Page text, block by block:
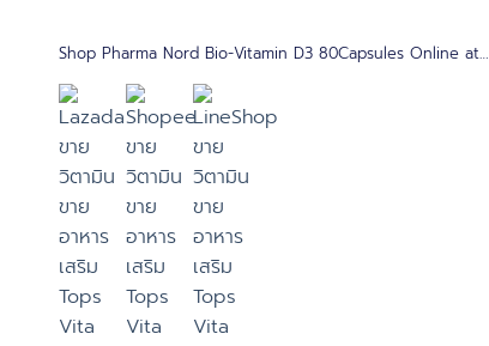
Shop Pharma Nord Bio-Vitamin D3 80Capsules Online at…